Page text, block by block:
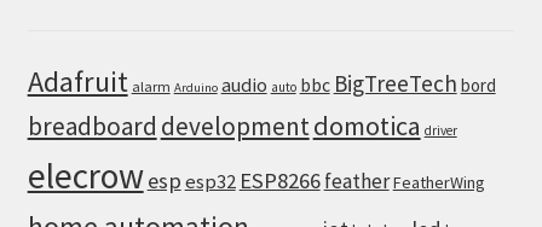
Adafruit alarm Arduino audio auto bbc BigTreeTech bord
breadboard developmentdomotica driver
elecrowespesp32 ESP8266featherFeatherWing